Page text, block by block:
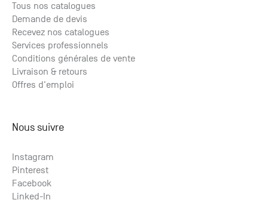
Tous nos catalogues
Demande de devis
Recevez nos catalogues
Services professionnels
Conditions générales de vente
Livraison & retours
Offres d'emploi
Nous suivre
Instagram
Pinterest
Facebook
Linked-In